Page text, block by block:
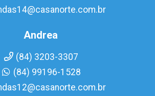
Andrea
(84) 3203-3307
(84) 99196-1528